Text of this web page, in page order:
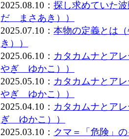
2025.08.10： 探し求めていた
だ まさあき））
2025.07.10： 本物の定義とは
き））
2025.06.10： カタカムナとア
やぎ ゆかこ））
2025.05.10： カタカムナとア
やぎ ゆかこ））
2025.04.10： カタカムナとア
ぎ ゆかこ））
2025.03.10： クマ＝「危険」